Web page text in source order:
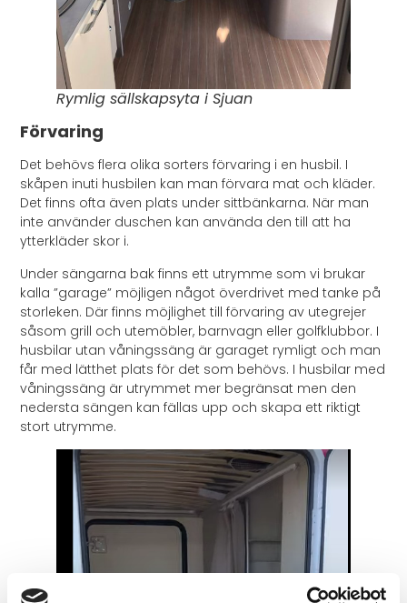
Rymlig sällskapsyta i Sjuan
Förvaring
Det behövs flera olika sorters förvaring i en husbil. I
skåpen inuti husbilen kan man förvara mat och kläder.
Det finns ofta även plats under sittbänkarna. När man
inte använder duschen kan använda den till att ha
ytterkläder skor i.
Under sängarna bak finns ett utrymme som vi brukar
kalla ”garage” möjligen något överdrivet med tanke på
storleken. Där finns möjlighet till förvaring av utegrejer
såsom grill och utemöbler, barnvagn eller golfklubbor. I
husbilar utan våningssäng är garaget rymligt och man
får med lätthet plats för det som behövs. I husbilar med
våningssäng är utrymmet mer begränsat men den
nedersta sängen kan fällas upp och skapa ett riktigt
stort utrymme.